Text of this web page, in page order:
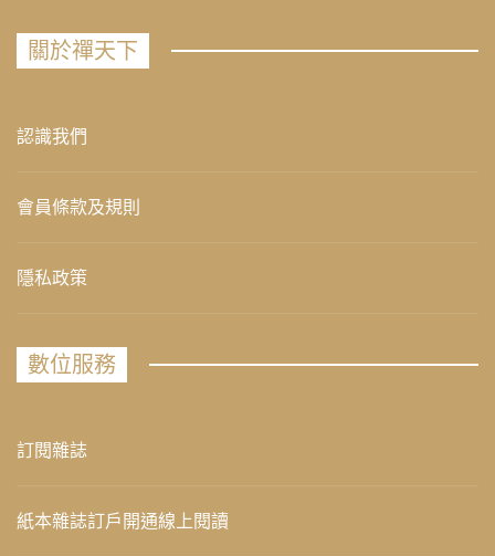
關於禪天下
認識我們
會員條款及規則
隱私政策
數位服務
訂閱雜誌
紙本雜誌訂戶開通線上閱讀